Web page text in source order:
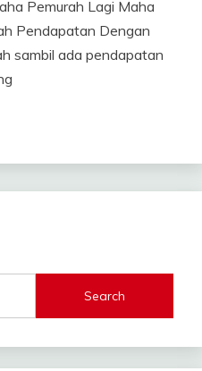
Pemurah Lagi Maha
Pendapatan Dengan
sambil ada pendapatan